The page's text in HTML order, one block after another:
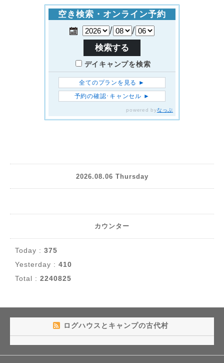
2026.08.06 Thursday
カウンター
Today : 375
Yesterday : 410
Total : 2240825
ログハウスとキャンプの古代村